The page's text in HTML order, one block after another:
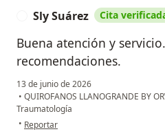
Sly Suárez Cita
Buena atención y
recomendaciones.
13 de junio de 2026
• QUIROFANOS LLANOGRANDE BY
Traumatología
• en opinión del usuario Sly Suárez
Reportar